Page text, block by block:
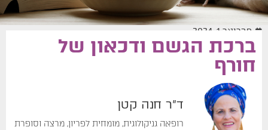
פברואר 1, 2024
ברכת הגשם ודכאון של
חורף
ד"ר חנה קטן
רופאה גניקולוגית, מומחית לפריון, מרצה וסופרת